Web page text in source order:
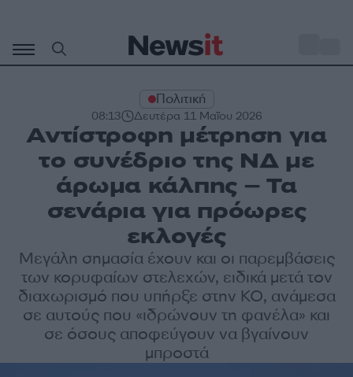
περιεχόμενο
Πολιτική
08:13 Δευτέρα 11 Μαΐου 2026
Αντίστροφη μέτρηση για
το συνέδριο της ΝΔ με
άρωμα κάλπης – Τα
σενάρια για πρόωρες
εκλογές
Μεγάλη σημασία έχουν και οι παρεμβάσεις
των κορυφαίων στελεχών, ειδικά μετά τον
διαχωρισμό που υπήρξε στην ΚΟ, ανάμεσα
σε αυτούς που «ιδρώνουν τη φανέλα» και
σε όσους αποφεύγουν να βγαίνουν
μπροστά